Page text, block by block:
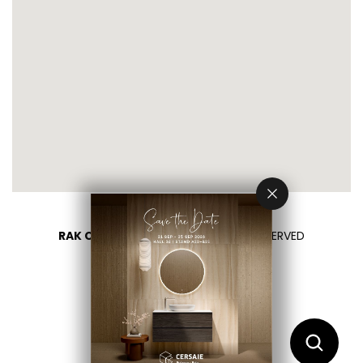
RAK CERAMICS 2026- ALL RIGHTS RESERVED
PRIVACY
CONTATTACI
SELEZIONA UN PAESE
IT
EN